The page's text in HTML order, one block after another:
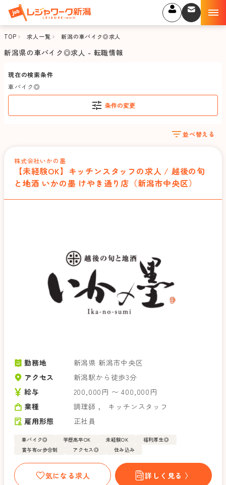
TOP 求人一覧 新潟の車バイク◎求人
新潟県の車バイク◎求人 - 転職情報
現在の検索条件
車バイク◎
条件の変更
並べ替える
株式会社いかの墨
【未経験OK】キッチンスタッフの求人 / 越後の旬
と地酒 いかの墨 けやき通り店（新潟市中央区）
勤務地
新潟県 新潟市中央区
アクセス
新潟駅から徒歩3分
給与
200,000円 〜 400,000円
業種
調理師 ，
キッチンスタッフ
雇用形態
正社員
車バイク◎ 学歴高卒OK 未経験OK
福利厚生◎
賞与有or歩合制
アクセス◎ 住み込み
気になる求人 詳しく見る 〉